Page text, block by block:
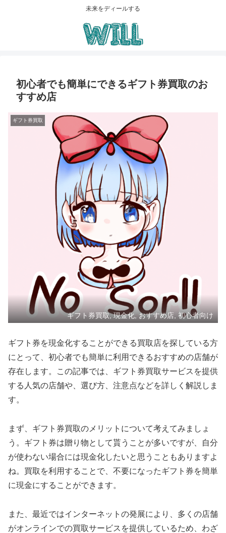
未来をディールする
初心者でも簡単にできるギフト券買取のお
すすめ店
ギフト券買取
ギフト券買取, 現金化, おすすめ店, 初心者向け
ギフト券を現金化することができる買取店を探している方
にとって、初心者でも簡単に利用できるおすすめの店舗が
存在します。この記事では、ギフト券買取サービスを提供
する人気の店舗や、選び方、注意点などを詳しく解説しま
す。
まず、ギフト券買取のメリットについて考えてみましょ
う。ギフト券は贈り物として貰うことが多いですが、自分
が使わない場合には現金化したいと思うこともありますよ
ね。買取を利用することで、不要になったギフト券を簡単
に現金にすることができます。
また、最近ではインターネットの発展により、多くの店舗
がオンラインでの買取サービスを提供しているため、わざ